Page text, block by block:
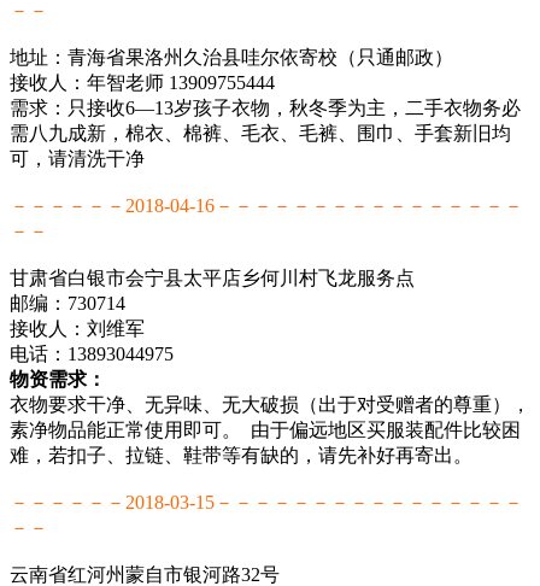
－－
地址：青海省果洛州久治县哇尔依寄校（只通邮政）
接收人：年智老师 13909755444
需求：只接收6—13岁孩子衣物，秋冬季为主，二手衣物务必
需八九成新，棉衣、棉裤、毛衣、毛裤、围巾、手套新旧均
可，请清洗干净
－－－－－－2018-04-16－－－－－－－－－－－－－－－－
－－
甘肃省白银市会宁县太平店乡何川村飞龙服务点
邮编：730714
接收人：刘维军
电话：13893044975
物资需求：
衣物要求干净、无异味、无大破损（出于对受赠者的尊重），
素净物品能正常使用即可。 由于偏远地区买服装配件比较困
难，若扣子、拉链、鞋带等有缺的，请先补好再寄出。
－－－－－－2018-03-15－－－－－－－－－－－－－－－－
－－
云南省红河州蒙自市银河路32号